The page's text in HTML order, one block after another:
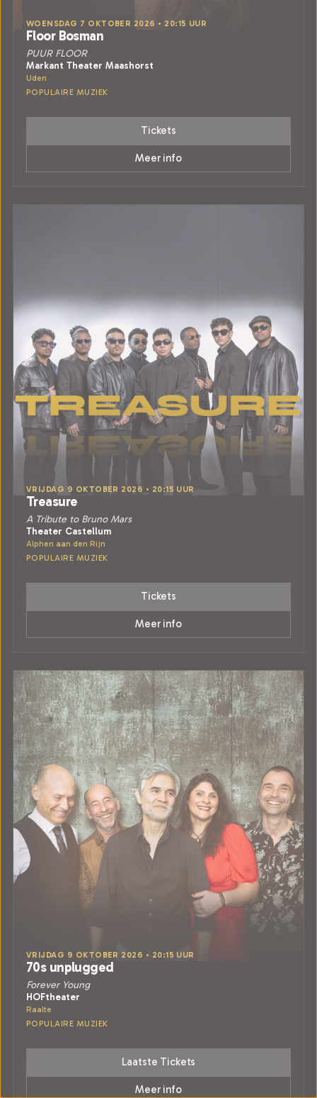
WOENSDAG 7 OKTOBER 2026 • 20:15 UUR
Floor Bosman
PUUR FLOOR
Markant Theater Maashorst
Uden
POPULAIRE MUZIEK
Tickets
Meer info
VRIJDAG 9 OKTOBER 2026 • 20:15 UUR
Treasure
A Tribute to Bruno Mars
Theater Castellum
Alphen aan den Rijn
POPULAIRE MUZIEK
Tickets
Meer info
VRIJDAG 9 OKTOBER 2026 • 20:15 UUR
70s unplugged
Forever Young
HOFtheater
Raalte
POPULAIRE MUZIEK
Laatste Tickets
Meer info